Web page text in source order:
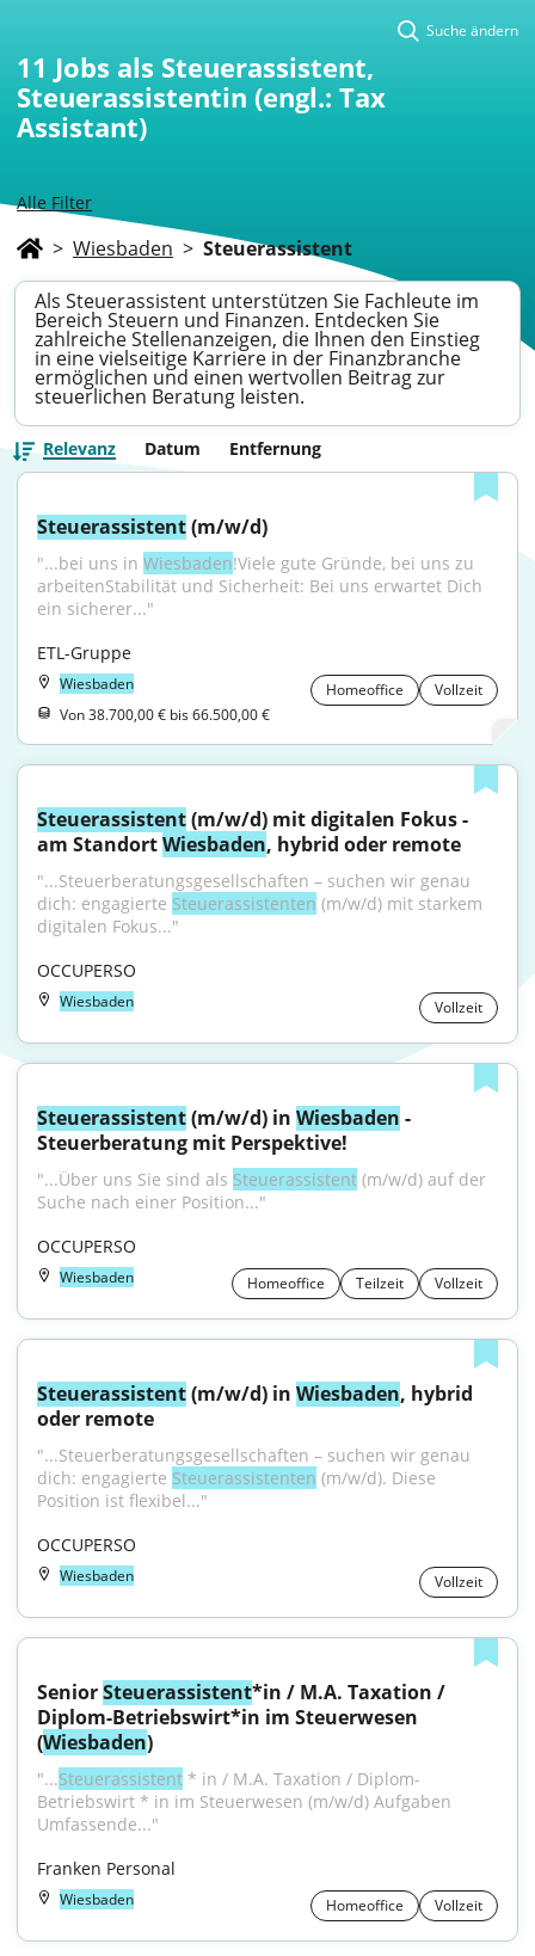
Alle Filter
Suche ändern
11 Jobs als Steuerassistent,
Steuerassistentin (engl.: Tax
Assistant)
> Wiesbaden > Steuerassistent
Als Steuerassistent unterstützen Sie Fachleute im
Bereich Steuern und Finanzen. Entdecken Sie
zahlreiche Stellenanzeigen, die Ihnen den Einstieg
in eine vielseitige Karriere in der Finanzbranche
ermöglichen und einen wertvollen Beitrag zur
steuerlichen Beratung leisten.
Relevanz Datum Entfernung
Steuerassistent (m/w/d)
"...bei uns in Wiesbaden!Viele gute Gründe, bei uns zu
arbeitenStabilität und Sicherheit: Bei uns erwartet Dich
ein sicherer..."
ETL-Gruppe
Wiesbaden Homeoffice
Vollzeit
Von 38.700,00 € bis 66.500,00 €
Steuerassistent (m/w/d) mit digitalen Fokus -
am Standort Wiesbaden, hybrid oder remote
"...Steuerberatungsgesellschaften – suchen wir genau
dich: engagierte Steuerassistenten (m/w/d) mit starkem
digitalen Fokus..."
OCCUPERSO
Wiesbaden Vollzeit
Steuerassistent (m/w/d) in Wiesbaden -
Steuerberatung mit Perspektive!
"...Über uns Sie sind als Steuerassistent (m/w/d) auf der
Suche nach einer Position..."
OCCUPERSO
Wiesbaden Homeoffice Teilzeit Vollzeit
Steuerassistent (m/w/d) in Wiesbaden, hybrid
oder remote
"...Steuerberatungsgesellschaften – suchen wir genau
dich: engagierte Steuerassistenten (m/w/d). Diese
Position ist flexibel..."
OCCUPERSO
Wiesbaden Vollzeit
Senior Steuerassistent*in / M.A. Taxation /
Diplom-Betriebswirt*in im Steuerwesen
(Wiesbaden)
"...Steuerassistent * in / M.A. Taxation / Diplom-
Betriebswirt * in im Steuerwesen (m/w/d) Aufgaben
Umfassende..."
Franken Personal
Wiesbaden Homeoffice Vollzeit